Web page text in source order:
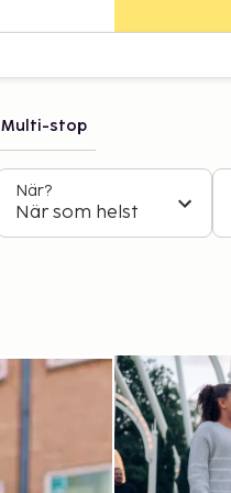
Multi-stop
När?
När som helst